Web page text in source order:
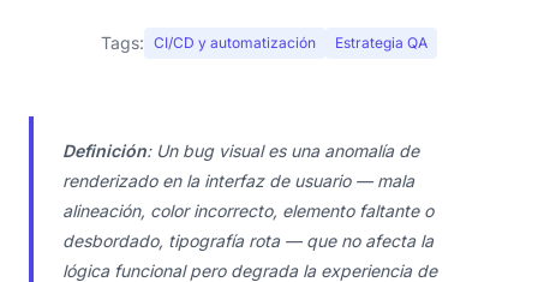
Tags: CI/CD y automatización Estrategia QA
Definición: Un bug visual es una anomalía de
renderizado en la interfaz de usuario — mala
alineación, color incorrecto, elemento faltante o
desbordado, tipografía rota — que no afecta la
lógica funcional pero degrada la experiencia de